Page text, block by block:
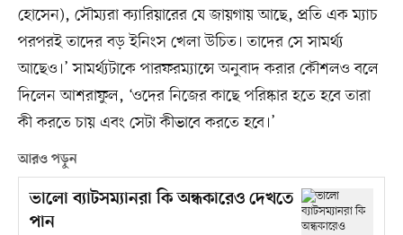
হোসেন), সৌম্যরা ক্যারিয়ারের যে জায়গায় আছে, প্রতি এক ম্যাচ
পরপরই তাদের বড় ইনিংস খেলা উচিত। তাদের সে সামর্থ্য
আছেও।’ সামর্থ্যটাকে পারফরম্যান্সে অনুবাদ করার কৌশলও বলে
দিলেন আশরাফুল, ‘ওদের নিজের কাছে পরিষ্কার হতে হবে তারা
কী করতে চায় এবং সেটা কীভাবে করতে হবে।’
আরও পড়ুন
ভালো ব্যাটসম্যানরা কি অন্ধকারেও দেখতে
পান